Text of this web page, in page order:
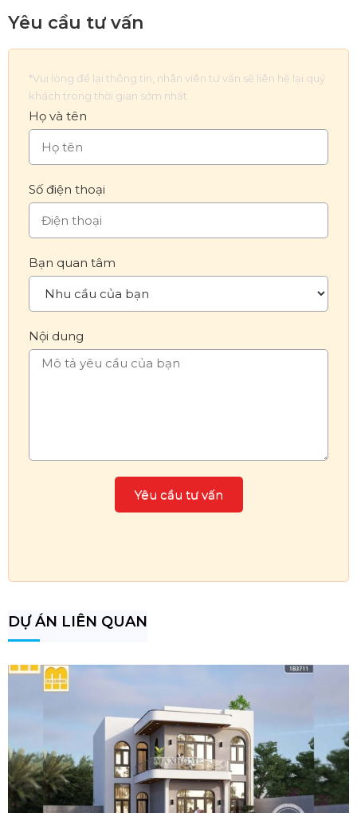
Yêu cầu tư vấn
*Vui lòng để lại thông tin, nhân viên tư vấn sẽ liên hệ lại quý
khách trong thời gian sớm nhất
Họ và tên
Số điện thoại
Bạn quan tâm
Nội dung
DỰ ÁN LIÊN QUAN